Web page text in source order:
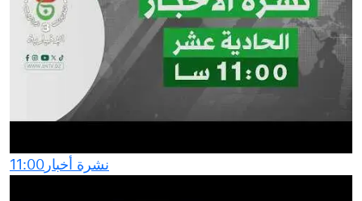
نشرة أخبار11:00